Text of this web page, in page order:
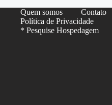
Quem somos Contato
Política de Privacidade
* Pesquise Hospedagem